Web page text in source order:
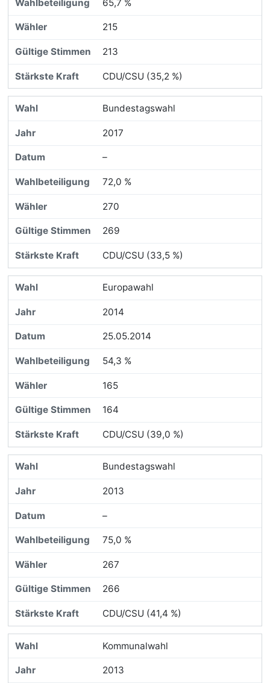
65,7 %
215
213
CDU/CSU (35,2 %)
Bundestagswahl
2017
–
72,0 %
270
269
CDU/CSU (33,5 %)
Europawahl
2014
25.05.2014
54,3 %
165
164
CDU/CSU (39,0 %)
Bundestagswahl
2013
–
75,0 %
267
266
CDU/CSU (41,4 %)
Kommunalwahl
2013